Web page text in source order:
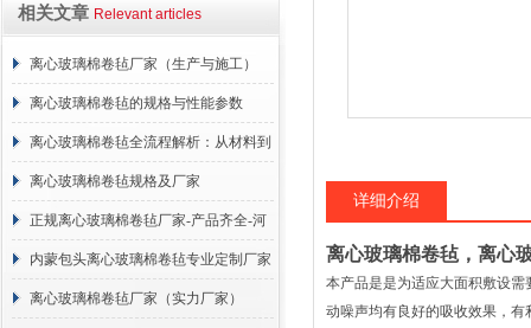
相关文章 Relevant articles
离心玻璃棉卷毡厂家（生产与施工）
离心玻璃棉卷毡的规格与性能参数
离心玻璃棉卷毡全流程解析：从材料到
施工
离心玻璃棉卷毡规格及厂家
正规离心玻璃棉卷毡厂家-产品齐全-河
北建峰保温材料有限公司
内蒙包头离心玻璃棉卷毡专业定制厂家
离心玻璃棉卷毡厂家（实力厂家）
详细介绍
离心玻璃棉卷毡，离心
本产品是是为适应大面积敷设
动噪声均有良好的吸收效果，